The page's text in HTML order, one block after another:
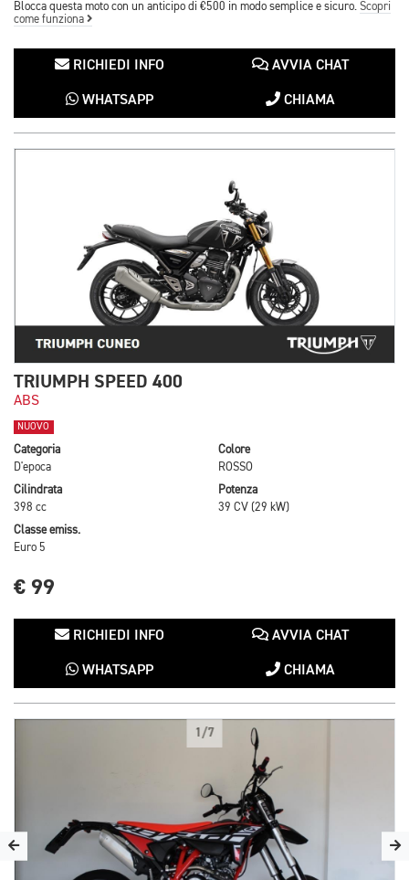
Blocca questa moto con un anticipo di €500 in modo semplice e sicuro. Scopri
come funziona
RICHIEDI INFO AVVIA CHAT
WHATSAPP CHIAMA
TRIUMPH SPEED 400
ABS
NUOVO
Categoria
D'epoca
Colore
ROSSO
Cilindrata
398 cc
Potenza
39 CV (29 kW)
Classe emiss.
Euro 5
€ 99
RICHIEDI INFO AVVIA CHAT
WHATSAPP CHIAMA
1/7